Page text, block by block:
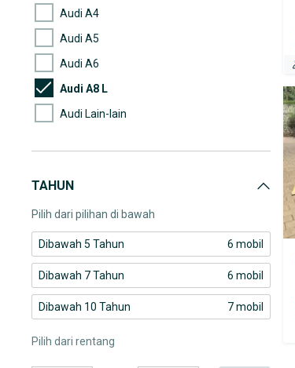
Audi A4
Audi A5
Audi A6
Audi A8 L
Audi Lain-lain
Audi Q7
TAHUN
Pilih dari pilihan di bawah
Dibawah 5 Tahun 6 mobil
Dibawah 7 Tahun 6 mobil
Dibawah 10 Tahun 7 mobil
Pilih dari rentang